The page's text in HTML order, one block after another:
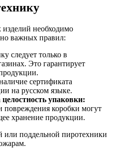
необходимо
но важных правил:
следует только в
Это гарантирует
сертификата
на русском языке.
упаковки:
повреждения коробки могут
хранение продукции.
или поддельной пиротехники